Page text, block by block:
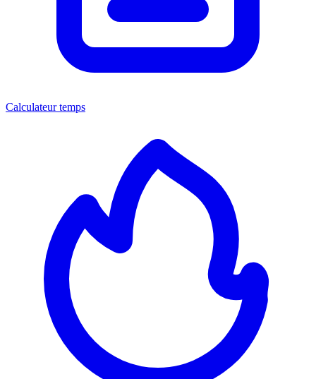
Calculateur temps